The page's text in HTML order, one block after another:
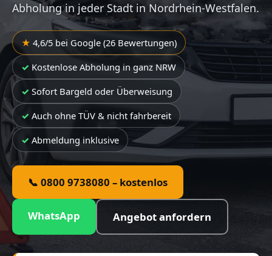
Abholung in jeder Stadt in Nordrhein-Westfalen.
4,6/5 bei Google (26 Bewertungen)
Kostenlose Abholung in ganz NRW
Sofort Bargeld oder Überweisung
Auch ohne TÜV & nicht fahrbereit
Abmeldung inklusive
📞 0800 9738080 – kostenlos
WhatsApp Angebot anfordern